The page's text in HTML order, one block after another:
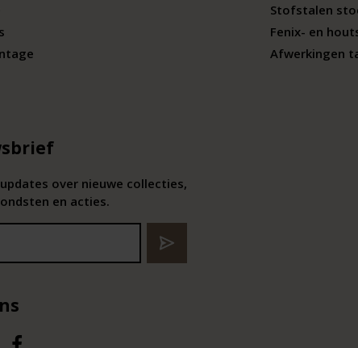
Stofstalen
Fenix- en
Afwerkingen
over nieuwe collecties,
en acties.